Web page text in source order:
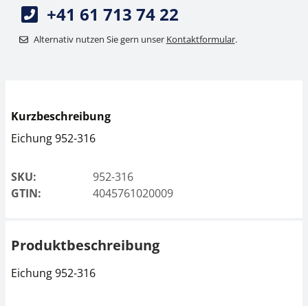
+41 61 713 74 22
Alternativ nutzen Sie gern unser Kontaktformular.
Kurzbeschreibung
Eichung 952-316
SKU:
952-316
GTIN:
4045761020009
Produktbeschreibung
Eichung 952-316